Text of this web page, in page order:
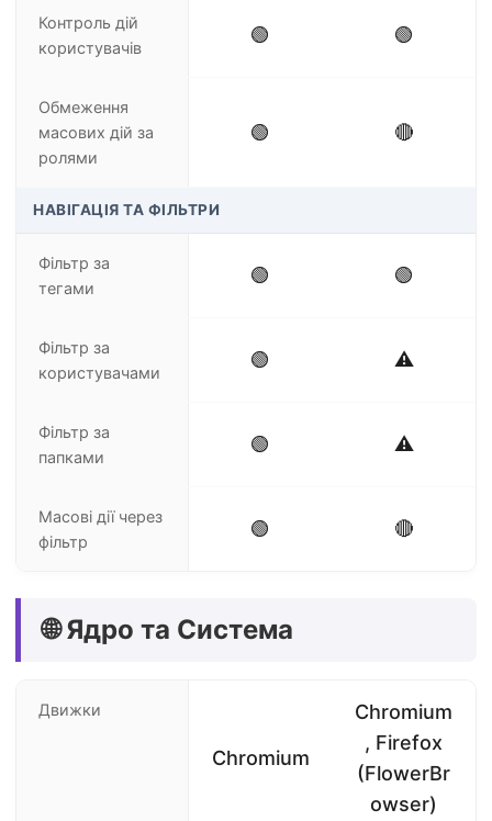
Контроль дій
користувачів
🟢 🟢
Обмеження
масових дій за
ролями
🟢 🔴
НАВІГАЦІЯ ТА ФІЛЬТРИ
Фільтр за
тегами
🟢 🟢
Фільтр за
користувачами
🟢 ⚠️
Фільтр за
папками
🟢 ⚠️
Масові дії через
фільтр
🟢 🔴
🌐 Ядро та Система
Движки
Chromium
Chromium
, Firefox
(FlowerBr
owser)